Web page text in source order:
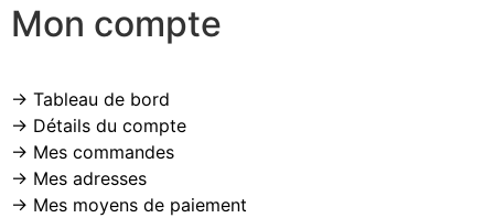
Mon compte
→ Tableau de bord
→ Détails du compte
→ Mes commandes
→ Mes adresses
→ Mes moyens de paiement